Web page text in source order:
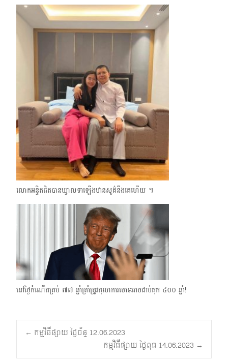
លោកអន្ទិតជិតបានឃ្វាលទាឡើងឋានសួគ៌នឹងគេហើយ ។
នៅថ្ងៃកំណើតគ្រប់ ​៧៧ ឆ្នាំត្រាំត្រូវតុលាការចោទអាចជាប់គុក ៤០០​ ឆ្នាំ!
Post
← កម្មវិធីផ្សាយ ថ្ងៃច័ន្ទ 12.06.2023
កម្មវិធីផ្សាយ ថ្ងៃពុធ 14.06.2023 →